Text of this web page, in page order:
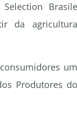
Brasile
da agricultura
um
Produtores do